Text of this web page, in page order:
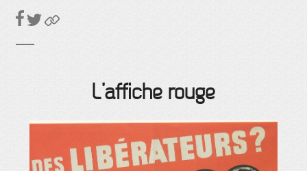
L’affiche rouge